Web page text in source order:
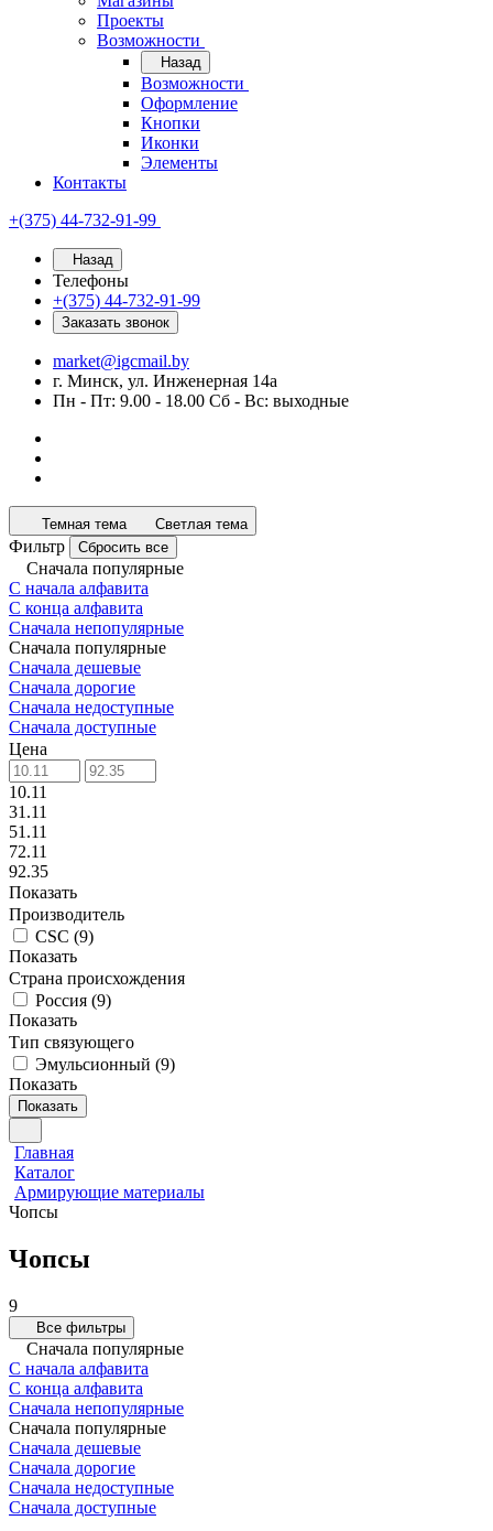
Проекты
Возможности
Назад
Возможности
Оформление
Кнопки
Иконки
Элементы
Контакты
+(375) 44-732-91-99
Назад
Телефоны
+(375) 44-732-91-99
Заказать звонок
market@igcmail.by
г. Минск, ул. Инженерная 14а
Пн - Пт: 9.00 - 18.00 Сб - Вс: выходные
Темная тема Светлая тема
Фильтр Сбросить все
Сначала популярные
С начала алфавита
С конца алфавита
Сначала непопулярные
Сначала популярные
Сначала дешевые
Сначала дорогие
Сначала недоступные
Сначала доступные
Цена
10.11
31.11
51.11
72.11
92.35
Показать
Производитель
CSC (9)
Показать
Страна происхождения
Россия (9)
Показать
Тип связующего
Эмульсионный (9)
Показать
Показать
Главная
Каталог
Армирующие материалы
Чопсы
Чопсы
9
Все фильтры
Сначала популярные
С начала алфавита
С конца алфавита
Сначала непопулярные
Сначала популярные
Сначала дешевые
Сначала дорогие
Сначала недоступные
Сначала доступные